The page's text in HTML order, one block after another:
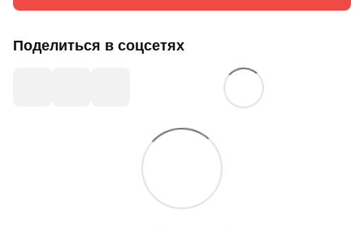
Поделиться в соцсетях